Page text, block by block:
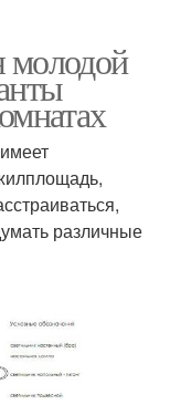
молодой
различные